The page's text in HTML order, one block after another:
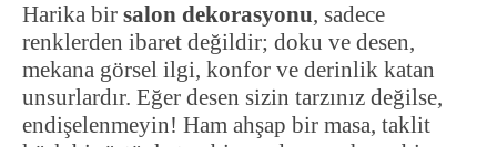
Harika bir salon dekorasyonu, sadece
renklerden ibaret değildir; doku ve desen,
mekana görsel ilgi, konfor ve derinlik katan
unsurlardır. Eğer desen sizin tarzınız değilse,
endişelenmeyin! Ham ahşap bir masa, taklit